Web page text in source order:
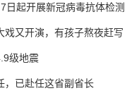
日起开展新冠病毒抗体检测
戏又开演，有孩子熬夜赶写
级地震
，已赴任这省副省长